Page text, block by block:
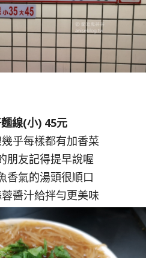
線(小) 45元
乎每樣都有加香菜
朋友記得提早說喔
香氣的湯頭很順口
醬汁給拌勻更美味